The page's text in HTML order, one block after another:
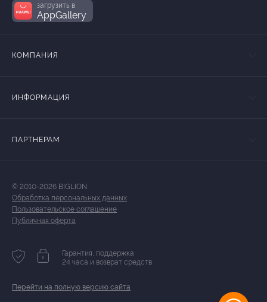
загрузить в
AppGallery
КОМПАНИЯ
ИНФОРМАЦИЯ
ПАРТНЕРАМ
© 2010-2026 BIGLION
Обработка персональных данных
Пользовательское соглашение
Публичная оферта
Гарантия, поддержка
24 часа и возврат средств
Перейти на полную версию сайта